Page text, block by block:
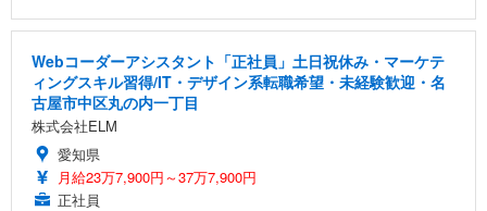
Webコーダーアシスタント「正社員」土日祝休み・マーケテ
ィングスキル習得/IT・デザイン系転職希望・未経験歓迎・名
古屋市中区丸の内一丁目
株式会社ELM
愛知県
月給23万7,900円～37万7,900円
正社員